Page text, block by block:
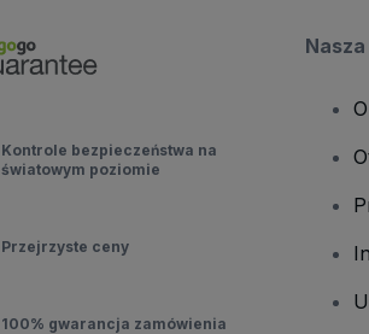
Kontrole bezpieczeństwa na
światowym poziomie
Przejrzyste ceny
100% gwarancja zamówienia